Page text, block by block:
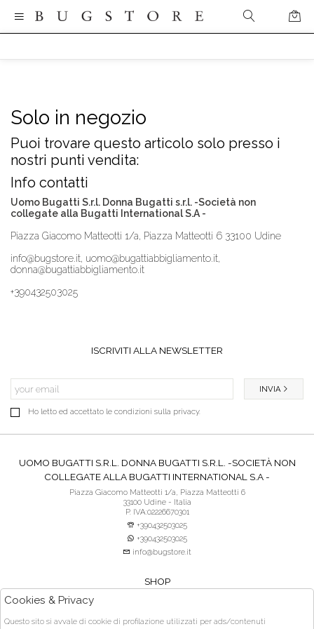
Solo in negozio
Puoi trovare questo articolo solo presso i
nostri punti vendita:
Info contatti
Uomo Bugatti S.r.l. Donna Bugatti s.r.l. -Società non
collegate alla Bugatti International S.A -
Piazza Giacomo Matteotti 1/a, Piazza Matteotti 6 33100 Udine
info@bugstore.it, uomo@bugattiabbigliamento.it,
donna@bugattiabbigliamento.it
+390432503025
ISCRIVITI ALLA NEWSLETTER
Ho letto ed accettato le condizioni sulla privacy.
INVIA
UOMO BUGATTI S.R.L. DONNA BUGATTI S.R.L. -SOCIETÀ NON
COLLEGATE ALLA BUGATTI INTERNATIONAL S.A -
Piazza Giacomo Matteotti 1/a, Piazza Matteotti 6
33100 Udine - Italia
P. IVA:02226670301
+390432503025
+390432503025
info@bugstore.it
SHOP
ACQUISTO SICURO
Cookies & Privacy
Questo sito si avvale di cookie di profilazione utilizzati per ads/contenuti